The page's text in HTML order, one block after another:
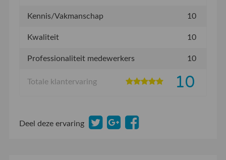
Kennis/Vakmanschap 10
Kwaliteit 10
Professionaliteit medewerkers 10
Totale klantervaring 10
Deel deze ervaring